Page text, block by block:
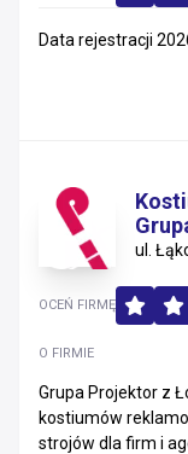
Opolskie
Podlaskie
Data rejestracji
ul.
O FIRMIE
Grupa Projektor z
kostiumów
strojów dla firm i
OCEŃ FIRMĘ